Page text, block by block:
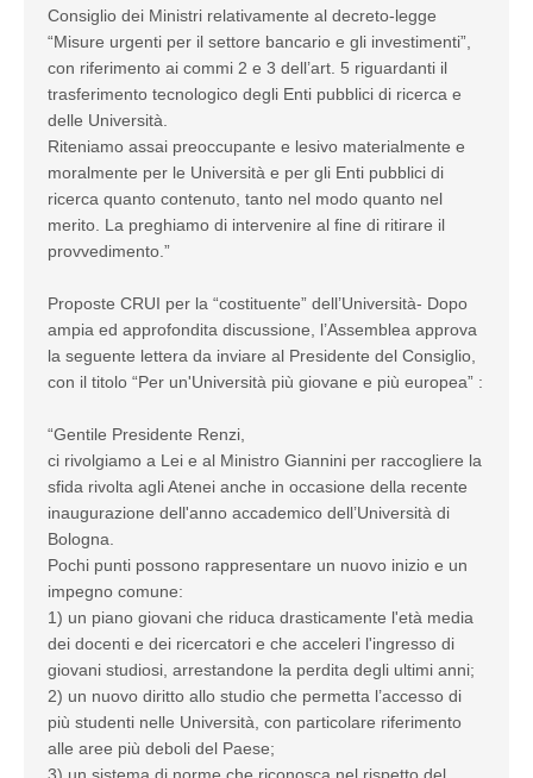
Consiglio dei Ministri relativamente al decreto-legge
“Misure urgenti per il settore bancario e gli investimenti”,
con riferimento ai commi 2 e 3 dell’art. 5 riguardanti il
trasferimento tecnologico degli Enti pubblici di ricerca e
delle Università.
Riteniamo assai preoccupante e lesivo materialmente e
moralmente per le Università e per gli Enti pubblici di
ricerca quanto contenuto, tanto nel modo quanto nel
merito. La preghiamo di intervenire al fine di ritirare il
provvedimento.”
Proposte CRUI per la “costituente” dell’Università- Dopo
ampia ed approfondita discussione, l’Assemblea approva
la seguente lettera da inviare al Presidente del Consiglio,
con il titolo “Per un'Università più giovane e più europea” :
“Gentile Presidente Renzi,
ci rivolgiamo a Lei e al Ministro Giannini per raccogliere la
sfida rivolta agli Atenei anche in occasione della recente
inaugurazione dell'anno accademico dell’Università di
Bologna.
Pochi punti possono rappresentare un nuovo inizio e un
impegno comune:
1) un piano giovani che riduca drasticamente l'età media
dei docenti e dei ricercatori e che acceleri l'ingresso di
giovani studiosi, arrestandone la perdita degli ultimi anni;
2) un nuovo diritto allo studio che permetta l’accesso di
più studenti nelle Università, con particolare riferimento
alle aree più deboli del Paese;